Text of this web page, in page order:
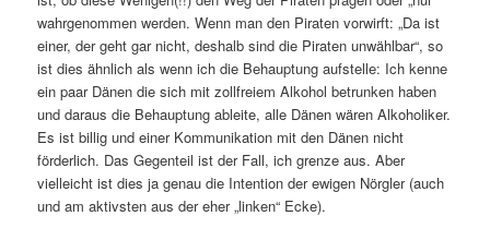
wahrgenommen werden. Wenn man den Piraten vorwirft: „Da ist
einer, der geht gar nicht, deshalb sind die Piraten unwählbar“, so
ist dies ähnlich als wenn ich die Behauptung aufstelle: Ich kenne
ein paar Dänen die sich mit zollfreiem Alkohol betrunken haben
und daraus die Behauptung ableite, alle Dänen wären Alkoholiker.
Es ist billig und einer Kommunikation mit den Dänen nicht
förderlich. Das Gegenteil ist der Fall, ich grenze aus. Aber
vielleicht ist dies ja genau die Intention der ewigen Nörgler (auch
und am aktivsten aus der eher „linken“ Ecke).